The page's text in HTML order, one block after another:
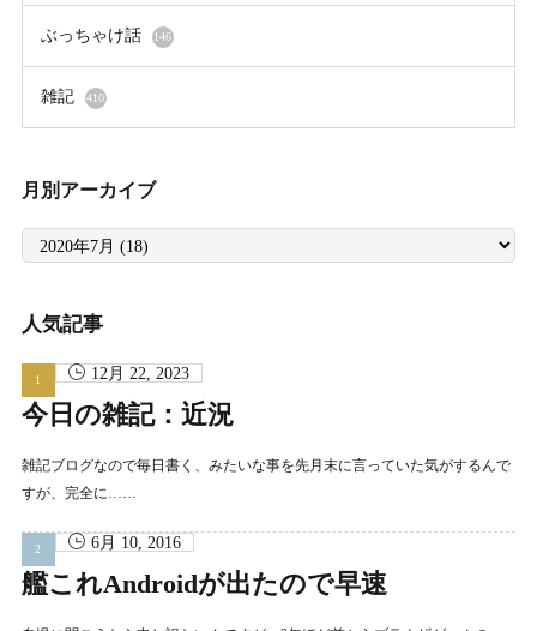
ぶっちゃけ話 146
雑記 410
月別アーカイブ
月
ア
イ
ブ
人気記事
12月 22, 2023
今日の雑記：近況
雑記ブログなので毎日書く、みたいな事を先月末に言っていた気がするんで
すが、完全に……
6月 10, 2016
艦これAndroidが出たので早速